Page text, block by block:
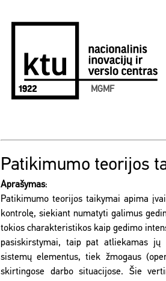
MGMF
Patikimumo teorijos
Aprašymas:
Patikimumo teorijos taikymai apima
kontrolę, siekiant numatyti galimus
tokios charakteristikos kaip gedimo
pasiskirstymai, taip pat atliekamas jų
sistemų elementus, tiek žmogaus
skirtingose darbo situacijose. Šie